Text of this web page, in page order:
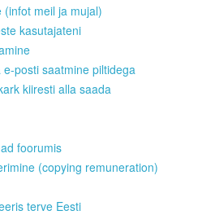
(infot meil ja mujal)
kasutajateni
posti saatmine piltidega
kiiresti alla saada
foorumis
(copying remuneration)
terve Eesti